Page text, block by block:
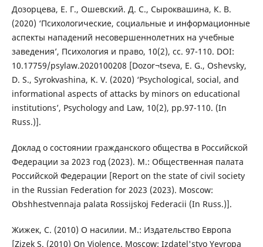
Дозорцева, Е. Г., Ошевский. Д. С., Сыроквашина, К. В.
(2020) ‘Психологические, социальные и информационные
аспекты нападений несовершеннолетних на учебные
заведения’, Психология и право, 10(2), сс. 97-110. DOI:
10.17759/psylaw.2020100208 [Dozor¬tseva, E. G., Oshevsky,
D. S., Syrokvashina, K. V. (2020) ‘Psychological, social, and
informational aspects of attacks by minors on educational
institutions’, Psychology and Law, 10(2), pp.97-110. (In
Russ.)].
Доклад о состоянии гражданского общества в Российской
Федерации за 2023 год (2023). М.: Общественная палата
Российской Федерации [Report on the state of civil society
in the Russian Federation for 2023 (2023). Moscow:
Obshhestvennaja palata Rossijskoj Federacii (In Russ.)].
Жижек, С. (2010) О насилии. М.: Издательство Европа
[Zizek S. (2010) On Violence. Moscow: Izdatel'stvo Yevropa